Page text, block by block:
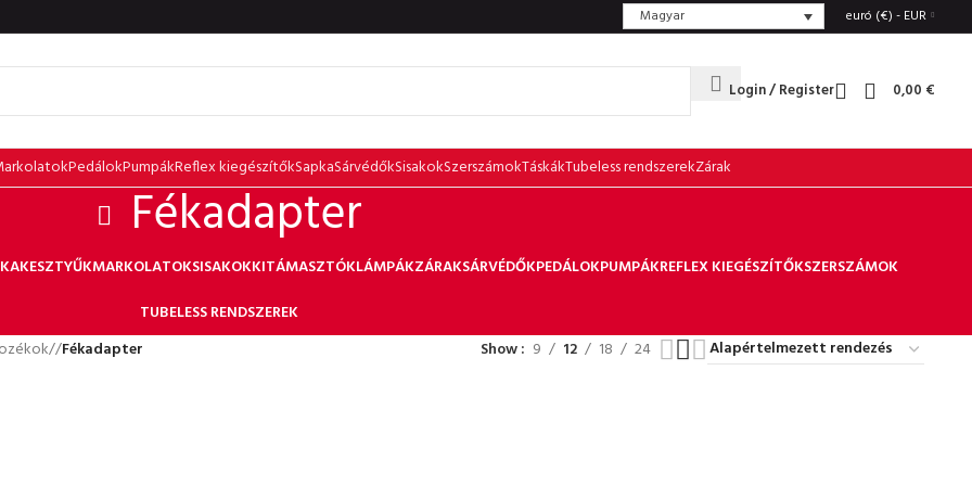
Magyar euró (€) - EUR
Login / Register 0,00 €
PedálokPumpákReflex kiegészítőkSapkaSárvédőkSisakokSzerszámokTáskákTubeless rendszerekZárak
Fékadapter
KESZTYŰKMARKOLATOKSISAKOKKITÁMASZTÓKLÁMPÁKZÁRAKSÁRVÉDŐKPEDÁLOKPUMPÁKREFLEX KIEGÉSZÍTŐKSZERSZÁMOK
TUBELESS RENDSZEREK
/ Fékadapter Show 9 12 18 24